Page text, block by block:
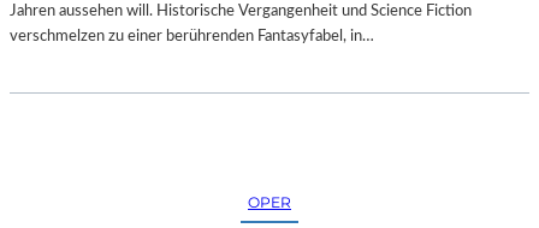
Jahren aussehen will. Historische Vergangenheit und Science Fiction
verschmelzen zu einer berührenden Fantasyfabel, in…
OPER